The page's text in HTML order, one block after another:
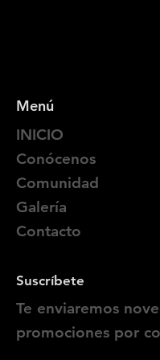
Menú
INICIO
Conócenos
Comunidad
Galería
Contacto
Suscríbete
Te enviaremos
promociones por